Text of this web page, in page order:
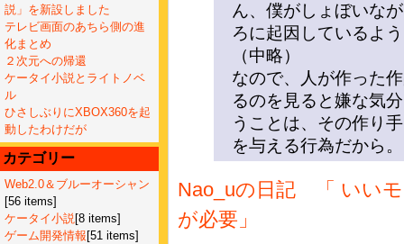
説」を新設しました
テレビ画面のあちら側の進
化まとめ
２次元への帰還
ケータイ小説とライトノベ
ル
ひさしぶりにXBOX360を起
動したわけだが
カテゴリー
Web2.0＆ブルーオーシャン
[56 items]
ケータイ小説 [8 items]
ゲーム開発情報[51 items]
ん、僕がしょぼいな
ろに起因しているよ
（中略）
なので、人が作った
るのを見ると嫌な気
うことは、その作り
を与える行為だから。
Nao_uの日記 「 いい
が必要」